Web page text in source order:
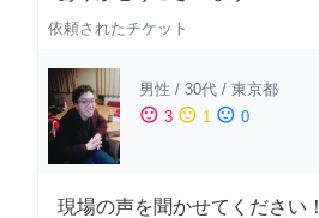
依頼されたチケット
男性 / 30代 / 東京都
sentiment_satisfied 3 sentiment_neutral 1 sentiment_dissatisfied 0
現場の声を聞かせてください！